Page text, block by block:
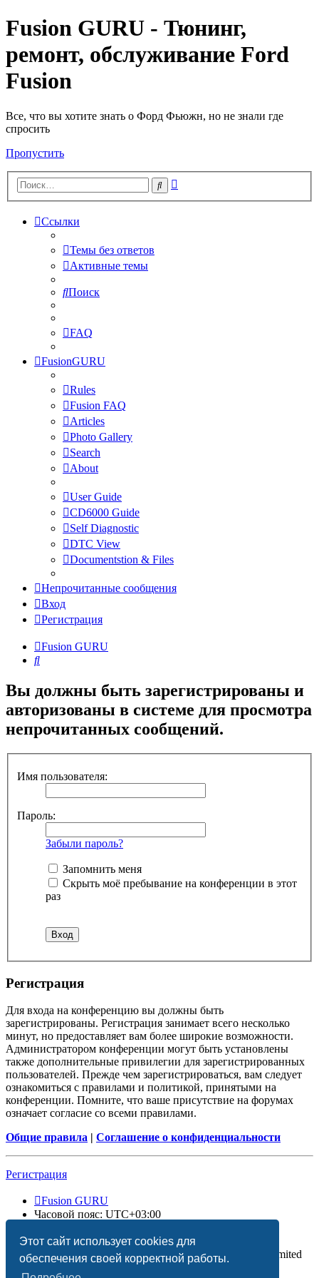
Этот сайт использует cookies для
обеспечения своей корректной работы.
Fusion GURU - Тюнинг,
ремонт, обслуживание Ford
Fusion
Все, что вы хотите знать о Форд Фьюжн, но не знали где
спросить
Пропустить
Поиск
Ссылки
Темы без ответов
Активные темы
Поиск
FAQ
FusionGURU
Rules
Fusion FAQ
Articles
Photo Gallery
Search
About
User Guide
CD6000 Guide
Self Diagnostic
DTC View
Documentstion & Files
Непрочитанные сообщения
Вход
Регистрация
Fusion GURU
Поиск
Вы должны быть зарегистрированы и
авторизованы в системе для просмотра
непрочитанных сообщений.
Имя пользователя:
Пароль:
Забыли пароль?
Запомнить меня
Скрыть моё пребывание на конференции в этот
раз
Регистрация
Для входа на конференцию вы должны быть
зарегистрированы. Регистрация занимает всего несколько
минут, но предоставляет вам более широкие возможности.
Администратором конференции могут быть установлены
также дополнительные привилегии для зарегистрированных
пользователей. Прежде чем зарегистрироваться, вам следует
ознакомиться с правилами и политикой, принятыми на
конференции. Помните, что ваше присутствие на форумах
означает согласие со всеми правилами.
Общие правила | Соглашение о конфиденциальности
Регистрация
Fusion GURU
Часовой пояс: UTC+03:00
Создано на основеphpBB® Forum Software © phpBB Limited